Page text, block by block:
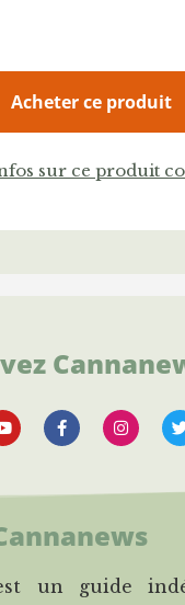
Acheter ce produit
sur ce produit
un guide